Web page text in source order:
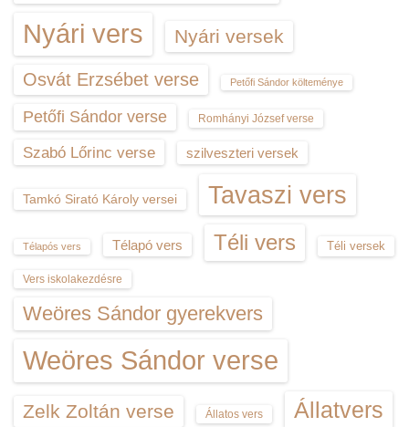
Nyári vers Nyári versek
Osvát Erzsébet verse Petőfi Sándor költeménye
Petőfi Sándor verse Romhányi József verse
Szabó Lőrinc verse szilveszteri versek
Tamkó Sirató Károly versei Tavaszi vers
Télapós vers Télapó vers Téli vers Téli versek
Vers iskolakezdésre
Weöres Sándor gyerekvers
Weöres Sándor verse
Zelk Zoltán verse Állatos vers Állatvers